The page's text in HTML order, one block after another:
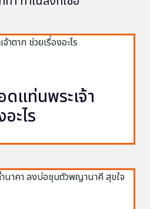
แท่นพระเจ้า
ะไร